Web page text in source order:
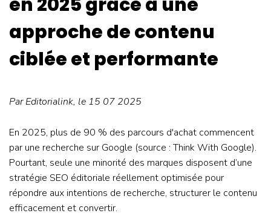
approche de contenu
ciblée et performante
ParEditorialink, le 15 07 2025
En 2025, plus de 90 % des parcours d'achat commencent
par une recherche sur Google (source : Think With Google).
Pourtant, seule une minorité des marques disposent d’une
stratégie SEO éditoriale réellement optimisée pour
répondre aux intentions de recherche, structurer le contenu
efficacement et convertir.